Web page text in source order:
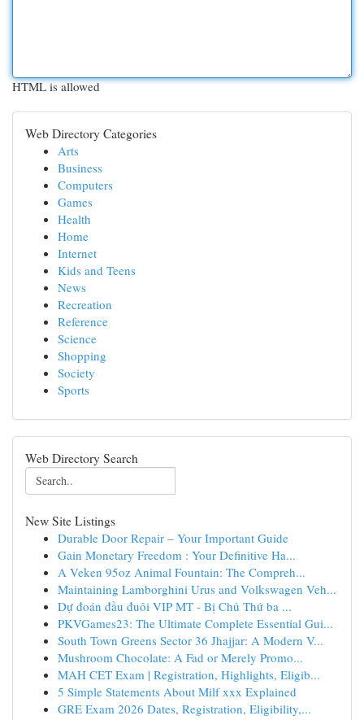
HTML is allowed
Web Directory Categories
Arts
Business
Computers
Games
Health
Home
Internet
Kids and Teens
News
Recreation
Reference
Science
Shopping
Society
Sports
Web Directory Search
New Site Listings
Durable Door Repair – Your Important Guide
Gain Monetary Freedom : Your Definitive Ha...
A Veken 95oz Animal Fountain: The Compreh...
Maintaining Lamborghini Urus and Volkswagen Veh...
Dự đoán đầu đuôi VIP MT - Bị Chủ Thứ ba ...
PKVGames23: The Ultimate Complete Essential Gui...
South Town Greens Sector 36 Jhajjar: A Modern V...
Mushroom Chocolate: A Fad or Merely Promo...
MAH CET Exam | Registration, Highlights, Eligib...
5 Simple Statements About Milf xxx Explained
GRE Exam 2026 Dates, Registration, Eligibility,...